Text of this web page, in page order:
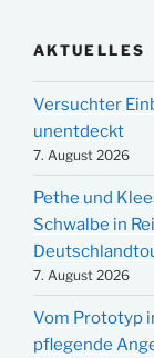
AKTUELLES
Versuchter
unentdeckt
7. August 2026
Pethe und
Schwalbe in
7. August 2026
Vom Prototyp
pflegende